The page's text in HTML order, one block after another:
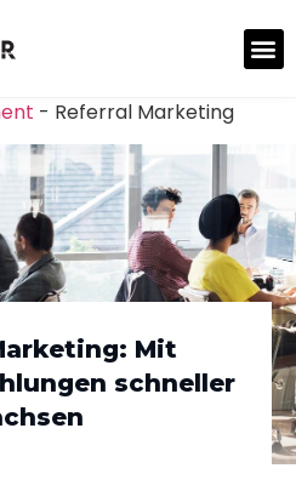
- Referral Marketing
Mit
schneller